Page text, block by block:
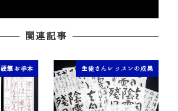
関連記事
硬筆お手本 生徒さんレッスンの成果